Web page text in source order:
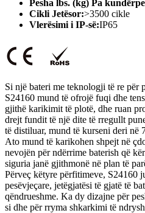
Pesha lbs. (kg) Pa
Cikli Jetësor:>3500 cikle
Vlerësimi i IP-së:IP65
Si një bateri me teknologji të re për
S24160 mund të ofrojë fuqi dhe
gjithë karikimit të plotë, dhe ruan
drejt fundit të një dite të rregullt
të distiluar, mund të kurseni deri në
Ato mund të karikohen shpejt në
nevojën për ndërrime baterish që
siguria janë gjithmonë në plan të
Përveç këtyre përfitimeve, S24160
pesëvjeçare, jetëgjatësi të gjatë të
qëndrueshme. Ka dy dizajne për
si dhe për rryma shkarkimi të